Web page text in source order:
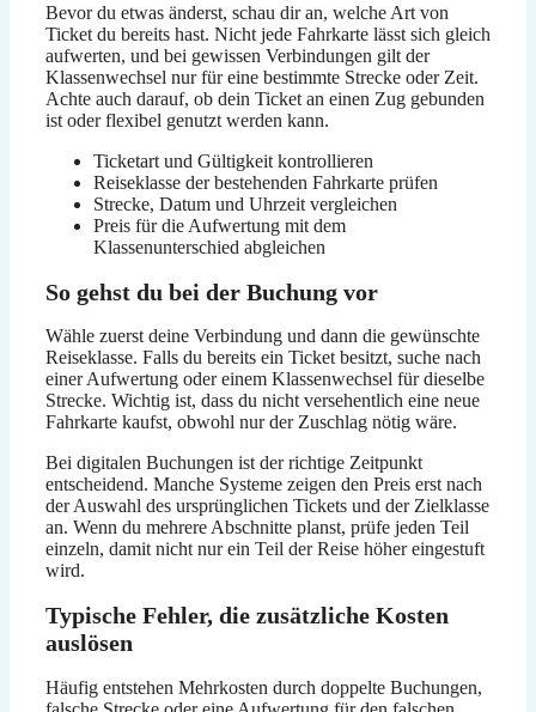
Bevor du etwas änderst, schau dir an, welche Art von
Ticket du bereits hast. Nicht jede Fahrkarte lässt sich gleich
aufwerten, und bei gewissen Verbindungen gilt der
Klassenwechsel nur für eine bestimmte Strecke oder Zeit.
Achte auch darauf, ob dein Ticket an einen Zug gebunden
ist oder flexibel genutzt werden kann.
Ticketart und Gültigkeit kontrollieren
Reiseklasse der bestehenden Fahrkarte prüfen
Strecke, Datum und Uhrzeit vergleichen
Preis für die Aufwertung mit dem
Klassenunterschied abgleichen
So gehst du bei der Buchung vor
Wähle zuerst deine Verbindung und dann die gewünschte
Reiseklasse. Falls du bereits ein Ticket besitzt, suche nach
einer Aufwertung oder einem Klassenwechsel für dieselbe
Strecke. Wichtig ist, dass du nicht versehentlich eine neue
Fahrkarte kaufst, obwohl nur der Zuschlag nötig wäre.
Bei digitalen Buchungen ist der richtige Zeitpunkt
entscheidend. Manche Systeme zeigen den Preis erst nach
der Auswahl des ursprünglichen Tickets und der Zielklasse
an. Wenn du mehrere Abschnitte planst, prüfe jeden Teil
einzeln, damit nicht nur ein Teil der Reise höher eingestuft
wird.
Typische Fehler, die zusätzliche Kosten
auslösen
Häufig entstehen Mehrkosten durch doppelte Buchungen,